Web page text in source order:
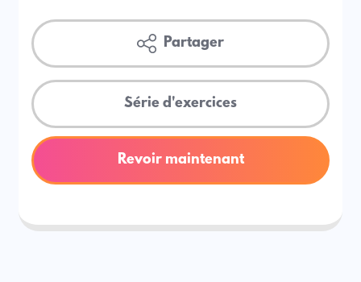
Partager
Série d'exercices
Revoir maintenant